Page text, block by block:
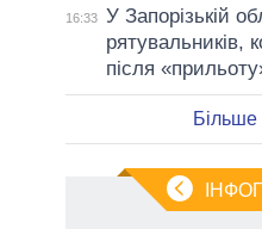
16:33 У Запорізькій
рятувальників,
після
Більше